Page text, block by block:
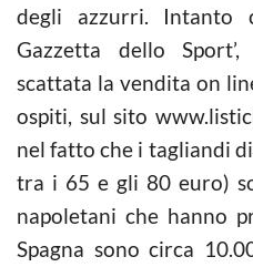
degli azzurri. Intanto
Gazzetta dello
scattata la vendita on
ospiti, sul sito
nel fatto che i tagliandi
tra i 65 e gli 80 euro)
napoletani che hanno
Spagna sono circa